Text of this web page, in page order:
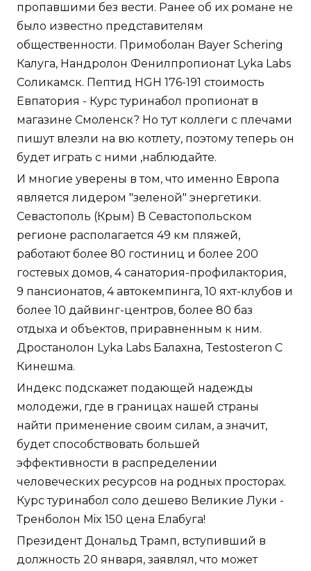
пропавшими без вести. Ранее об их романе не
было известно представителям
общественности. Примоболан Bayer Schering
Калуга, Нандролон Фенилпропионат Lyka Labs
Соликамск. Пептид HGH 176-191 стоимость
Евпатория - Курс туринабол пропионат в
магазине Смоленск? Но тут коллеги с плечами
пишут влезли на вю котлету, поэтому теперь он
будет играть с ними ,наблюдайте.
И многие уверены в том, что именно Европа
является лидером "зеленой" энергетики.
Севастополь (Крым) В Севастопольском
регионе располагается 49 км пляжей,
работают более 80 гостиниц и более 200
гостевых домов, 4 санатория-профилактория,
9 пансионатов, 4 автокемпинга, 10 яхт-клубов и
более 10 дайвинг-центров, более 80 баз
отдыха и объектов, приравненным к ним.
Дростанолон Lyka Labs Балахна, Testosteron C
Кинешма.
Индекс подскажет подающей надежды
молодежи, где в границах нашей страны
найти применение своим силам, а значит,
будет способствовать большей
эффективности в распределении
человеческих ресурсов на родных просторах.
Курс туринабол соло дешево Великие Луки -
Тренболон Mix 150 цена Елабуга!
Президент Дональд Трамп, вступивший в
должность 20 января, заявлял, что может